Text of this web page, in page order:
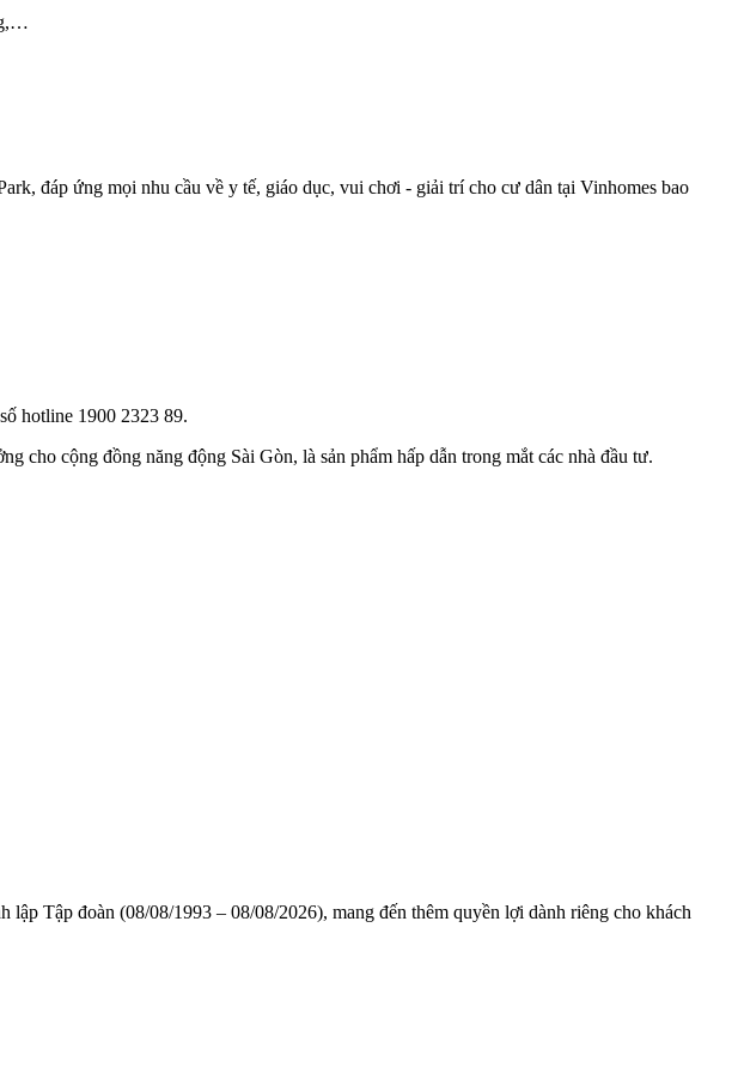
đáp ứng mọi nhu cầu về y tế, giáo dục, vui chơi - giải trí cho cư dân tại Vinhomes bao
hotline 1900 2323 89.
cho cộng đồng năng động Sài Gòn, là sản phẩm hấp dẫn trong mắt các nhà đầu tư.
Tập đoàn (08/08/1993 – 08/08/2026), mang đến thêm quyền lợi dành riêng cho khách